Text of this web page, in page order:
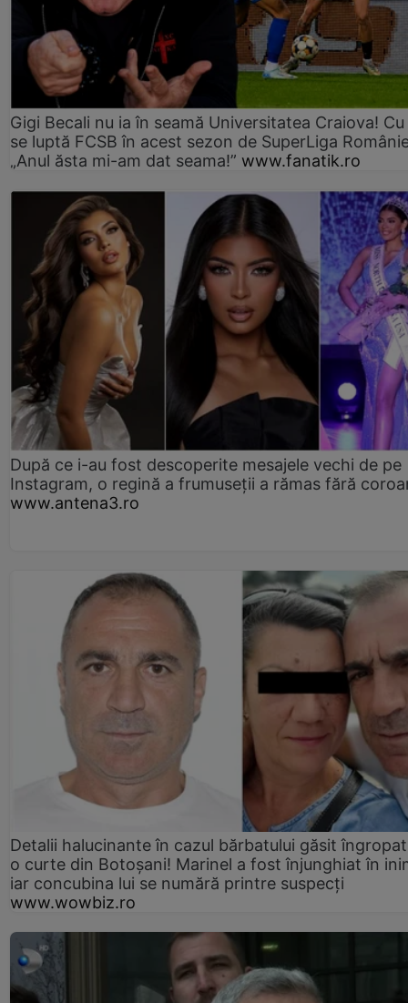
Gigi Becali nu ia în seamă Universitatea Craiova!
se luptă FCSB în acest sezon de SuperLiga
„Anul ăsta mi-am dat seama!” www.fanatik.ro
După ce i-au fost descoperite mesajele vechi de pe
Instagram, o regină a frumuseții a rămas fără
www.antena3.ro
Detalii halucinante în cazul bărbatului găsit
o curte din Botoșani! Marinel a fost înjunghiat în
iar concubina lui se numără printre suspecți
www.wowbiz.ro